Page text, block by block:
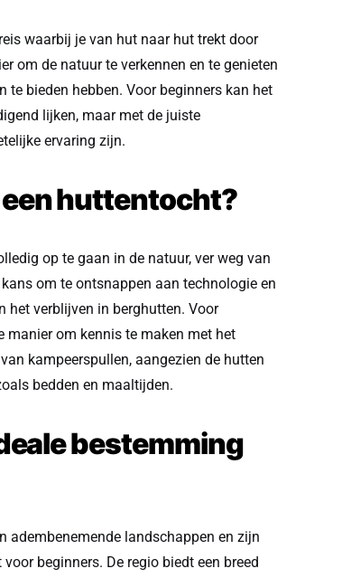
waarbij je van hut naar hut trekt door
om de natuur te verkennen en te genieten
te bieden hebben. Voor beginners kan het
lijken, maar met de juiste
ervaring zijn.
huttentocht?
op te gaan in de natuur, ver weg van
om te ontsnappen aan technologie en
het verblijven in berghutten. Voor
manier om kennis te maken met het
kampeerspullen, aangezien de hutten
bedden en maaltijden.
bestemming
adembenemende landschappen en zijn
beginners. De regio biedt een breed